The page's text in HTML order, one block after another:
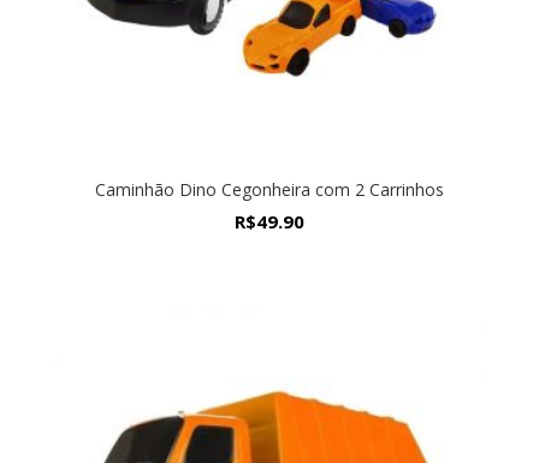
Caminhão Dino Cegonheira com 2 Carrinhos
R$49.90